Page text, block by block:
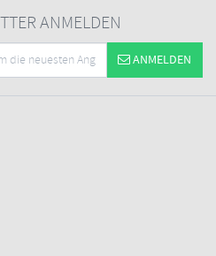
ANMELDEN
ANMELDEN